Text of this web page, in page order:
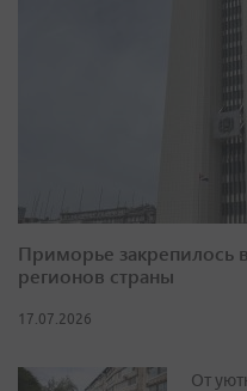
Приморье закрепилось
регионов страны
17.07.2026
От